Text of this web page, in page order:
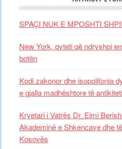
SPAÇI NUK E MPOSHTI
New York, qyteti që ndryshoi
botën
Kodi zakonor dhe isopolifonia
e gjalla madhështore të
Kryetari i Vatrës Dr. Elmi
Akademinë e Shkencave dhe
Kosovës